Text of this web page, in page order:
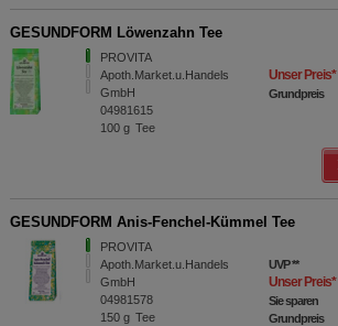
GESUNDFORM Löwenzahn Tee
PROVITA
Apoth.Market.u.Handels
GmbH
04981615
100 g Tee
Unser Preis*
Grundpreis
GESUNDFORM Anis-Fenchel-Kümmel Tee
PROVITA
Apoth.Market.u.Handels
GmbH
04981578
150 g Tee
UVP**
Unser Preis*
Sie sparen
Grundpreis